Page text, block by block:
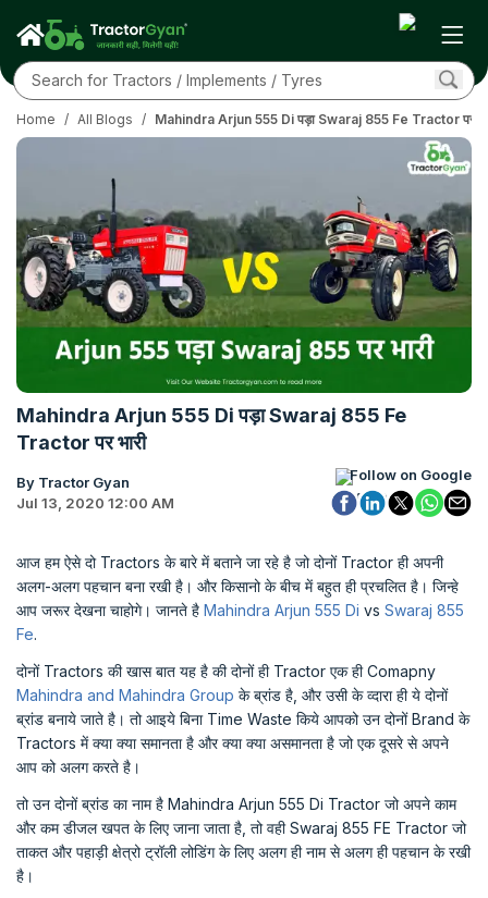
Home / All Blogs / Mahindra Arjun 555 Di पड़ा Swaraj 855 Fe Tractor पर
Mahindra Arjun 555 Di पड़ा Swaraj 855 Fe
Tractor पर भारी
By Tractor Gyan
Jul 13, 2020 12:00 AM
Follow on Google
आज हम ऐसे दो Tractors के बारे में बताने जा रहे है जो दोनों Tractor ही अपनी
अलग-अलग पहचान बना रखी है। और किसानो के बीच में बहुत ही प्रचलित है। जिन्हे
आप जरूर देखना चाहोगे। जानते है Mahindra Arjun 555 Di vs Swaraj 855
Fe.
दोनों Tractors की खास बात यह है की दोनों ही Tractor एक ही Comapny
Mahindra and Mahindra Group के ब्रांड है, और उसी के व्दारा ही ये दोनों
ब्रांड बनाये जाते है। तो आइये बिना Time Waste किये आपको उन दोनों Brand के
Tractors में क्या क्या समानता है और क्या क्या असमानता है जो एक दूसरे से अपने
आप को अलग करते है।
तो उन दोनों ब्रांड का नाम है Mahindra Arjun 555 Di Tractor जो अपने काम
और कम डीजल खपत के लिए जाना जाता है, तो वही Swaraj 855 FE Tractor जो
ताकत और पहाड़ी क्षेत्रो ट्रॉली लोडिंग के लिए अलग ही नाम से अलग ही पहचान के रखी
है।